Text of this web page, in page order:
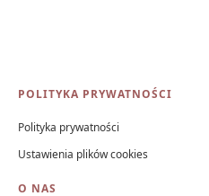
Linki w stopce
POLITYKA PRYWATNOŚCI
Polityka prywatności
Ustawienia plików cookies
O NAS